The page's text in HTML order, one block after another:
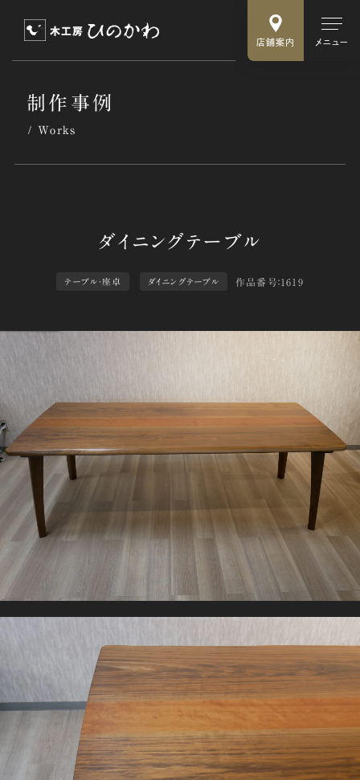
店舗案内 メニュー
制作事例
Works
テーブル・座卓 ダイニングテーブル 作品番号：1619